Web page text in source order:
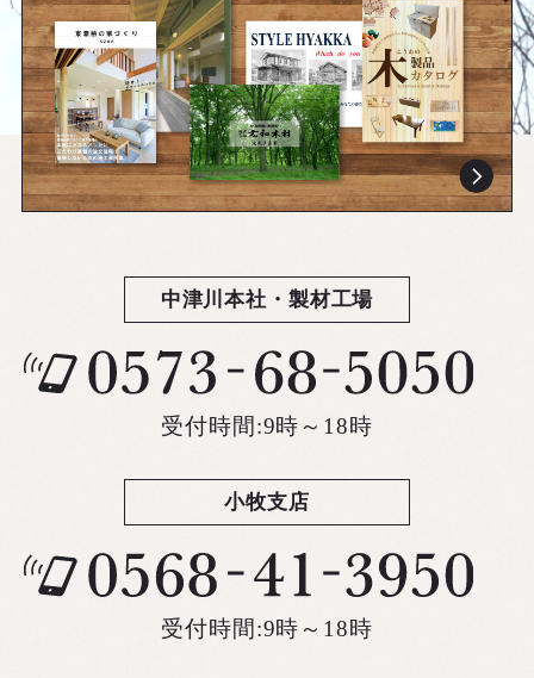
中津川本社・製材工場
受付時間:9時～18時
小牧支店
受付時間:9時～18時